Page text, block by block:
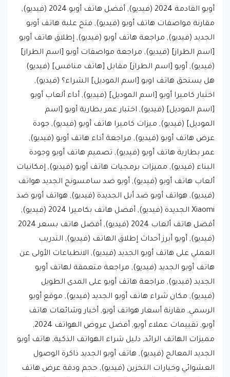
أوبو القادمة 2024 (فيديو), أفضل هاتف أوبو 2024 (فيديو),
مقارنة مواصفات هاتف أوبو (فيديو), فتح علبة هاتف أوبو
الجديد (فيديو), مراجعة هاتف أوبو (فيديو), إطلاق هاتف أوبو
[اسم الطراز] (فيديو), مراجعة مواصفات أوبو [اسم الطراز]
(فيديو), أوبو [اسم الطراز] مقابل [هاتف منافس] (فيديو)
هل يستحق هاتف اوبو [اسم الموديل] الشراء؟ (فيديو),
اختبار كاميرا أوبو [اسم الموديل] (فيديو), أداء ألعاب أوبو
[اسم الموديل] (فيديو), اختبار عمر بطارية أوبو [اسم
الموديل] (فيديو), ميزات كاميرا هاتف أوبو (فيديو), جودة
عرض هاتف أوبو (فيديو), مراجعة أداء هاتف أوبو (فيديو),
عمر بطارية هاتف أوبو (فيديو), تصميم هاتف أوبو وجودة
البناء (فيديو), مميزات برمجيات هاتف أوبو (فيديو), إمكانيات
ألعاب هاتف أوبو (فيديو), أوبو ضد سامسونج الجديد هواتف
(فيديو), هواتف أوبو ضد أبل الجديدة (فيديو), هواتف أوبو ضد
Xiaomi الجديدة (فيديو), أفضل هاتف بكاميرا 2024 (فيديو),
أفضل هاتف ألعاب 2024 (فيديو), أفضل هاتف بسعر 2024
(فيديو), أوبو أبرز أحداث إطلاق الهاتف (فيديو), التدريب
العملي على هاتف أوبو الجديد (فيديو), الانطباعات الأولى عن
هاتف أوبو الجديد (فيديو), مراجعة متعمقة لهاتف أوبو
الجديد (فيديو), مراجعة هاتف أوبو على المدى الطويل
(فيديو), مكان شراء هاتف أوبو الجديد (فيديو), موقع أوبو
الرسمي, مقارنة أسعار هواتف أوبو, أخبار وشائعات هاتف
أوبو, تقييمات عملاء أوبو, أفضل عروض الهواتف 2024,
مميزات الهاتف الرائد, دليل شراء الهواتف الذكية, هاتف أوبو
الجديد المعالج (فيديو), هاتف أوبو الجديد ذاكرة الوصول
العشوائي وخيارات التخزين (فيديو), حجم ودقة عرض هاتف